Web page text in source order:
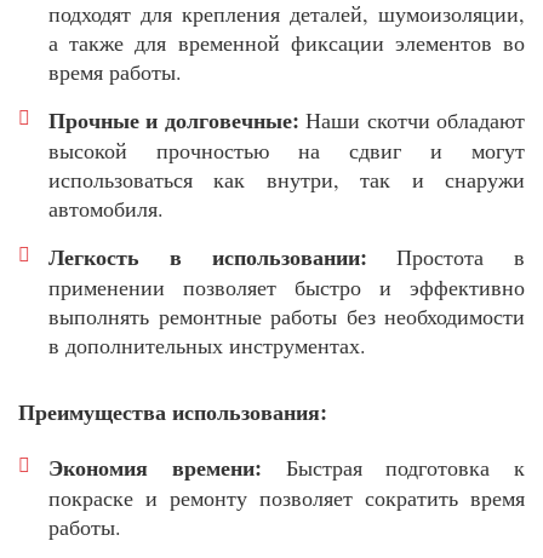
подходят для крепления деталей, шумоизоляции,
а также для временной фиксации элементов во
время работы.
Прочные и долговечные: Наши скотчи обладают
высокой прочностью на сдвиг и могут
использоваться как внутри, так и снаружи
автомобиля.
Легкость в использовании: Простота в
применении позволяет быстро и эффективно
выполнять ремонтные работы без необходимости
в дополнительных инструментах.
Преимущества использования:
Экономия времени: Быстрая подготовка к
покраске и ремонту позволяет сократить время
работы.